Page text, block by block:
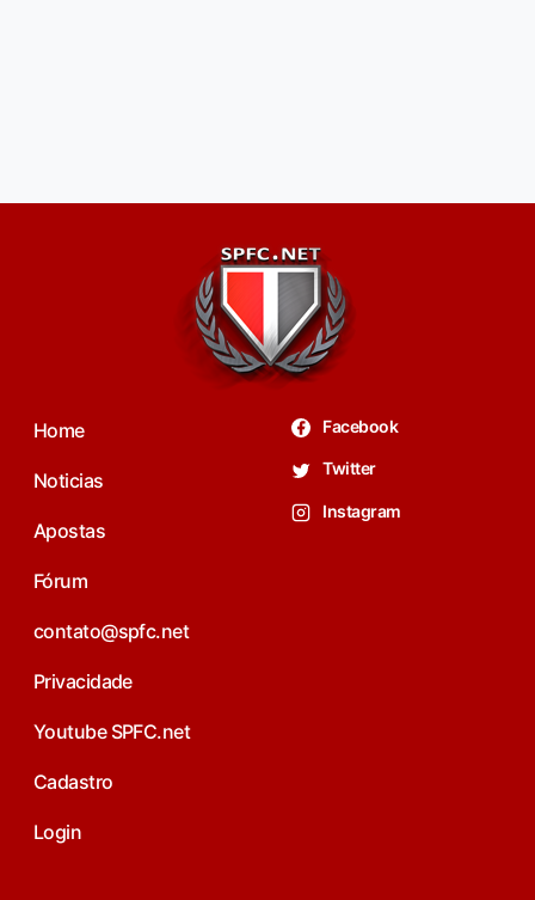
Home
Noticias
Apostas
Fórum
contato@spfc.net
Privacidade
Youtube SPFC.net
Cadastro
Login
Facebook
Twitter
Instagram